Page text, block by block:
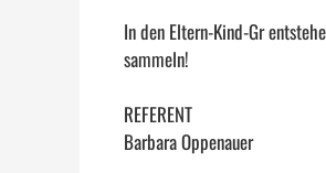
In den Eltern-Kind-Gr
sammeln!
REFERENT
Barbara Oppenauer